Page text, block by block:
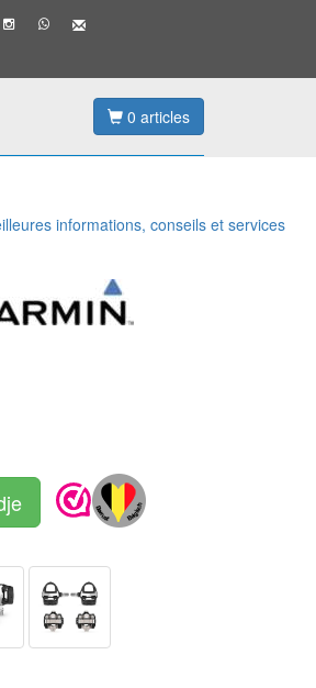
0 articles
informations, conseils et services